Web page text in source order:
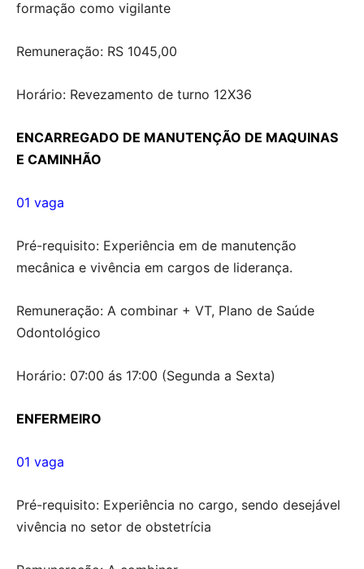
formação como vigilante
Remuneração: RS 1045,00
Horário: Revezamento de turno 12X36
ENCARREGADO DE MANUTENÇÃO DE MAQUINAS
E CAMINHÃO
01 vaga
Pré-requisito: Experiência em de manutenção
mecânica e vivência em cargos de liderança.
Remuneração: A combinar + VT, Plano de Saúde
Odontológico
Horário: 07:00 ás 17:00 (Segunda a Sexta)
ENFERMEIRO
01 vaga
Pré-requisito: Experiência no cargo, sendo desejável
vivência no setor de obstetrícia